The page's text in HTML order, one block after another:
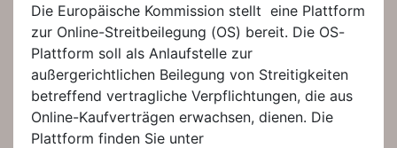
Die Europäische Kommission stellt eine Plattform
zur Online-Streitbeilegung (OS) bereit. Die OS-
Plattform soll als Anlaufstelle zur
außergerichtlichen Beilegung von Streitigkeiten
betreffend vertragliche Verpflichtungen, die aus
Online-Kaufverträgen erwachsen, dienen. Die
Plattform finden Sie unter